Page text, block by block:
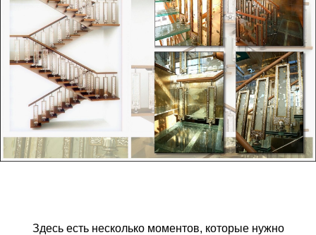
Здесь есть несколько моментов, которые нужно